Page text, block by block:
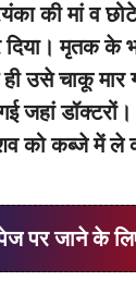
की मां व
दिया। मृतक के
उसे चाकू
जहां डॉक्टरों।
को कब्जे में ले
पर जाने के